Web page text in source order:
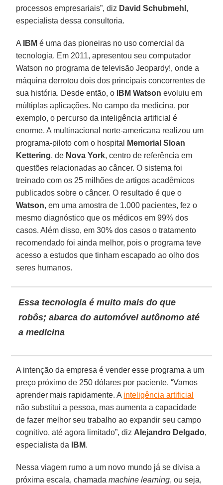
processos empresariais”, diz David Schubmehl ,
especialista dessa consultoria.
A IBM é uma das pioneiras no uso comercial da
tecnologia. Em 2011, apresentou seu computador
Watson no programa de televisão Jeopardy!, onde a
máquina derrotou dois dos principais concorrentes de
sua história. Desde então, o
IBM Watson evoluiu em
múltiplas aplicações. No campo da medicina, por
exemplo, o percurso da inteligência artificial é
enorme. A multinacional norte-americana realizou um
programa-piloto com o hospital
Memorial Sloan
Kettering, de Nova York, centro de referência em
questões relacionadas ao câncer. O sistema foi
treinado com os 25 milhões de artigos acadêmicos
publicados sobre o câncer. O resultado é que o
Watson, em uma amostra de 1.000 pacientes, fez o
mesmo diagnóstico que os médicos em 99% dos
casos. Além disso, em 30% dos casos o tratamento
recomendado foi ainda melhor, pois o programa teve
acesso a estudos que tinham escapado ao olho dos
seres humanos.
Essa tecnologia é muito mais do que
robôs; abarca do automóvel autônomo até
a medicina
A intenção da empresa é vender esse programa a um
preço próximo de 250 dólares por paciente. “Vamos
aprender mais rapidamente. A inteligência artificial
não substitui a pessoa, mas aumenta a capacidade
de fazer melhor seu trabalho ao expandir seu campo
cognitivo, até agora limitado”, diz Alejandro Delgado,
especialista da
IBM.
Nessa viagem rumo a um novo mundo já se divisa a
próxima escala, chamadamachine learning, ou seja,